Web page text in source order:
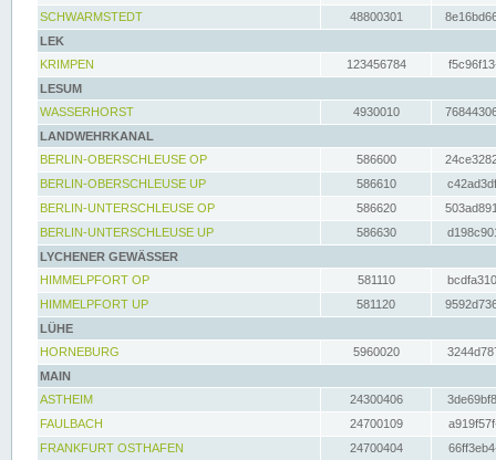
SCHWARMSTEDT
48800301
LEK
KRIMPEN
123456784
LESUM
WASSERHORST
4930010
LANDWEHRKANAL
BERLIN-OBERSCHLEUSE OP
586600
BERLIN-OBERSCHLEUSE UP
586610
BERLIN-UNTERSCHLEUSE OP
586620
BERLIN-UNTERSCHLEUSE UP
586630
LYCHENER GEWÄSSER
HIMMELPFORT OP
581110
HIMMELPFORT UP
581120
LÜHE
HORNEBURG
5960020
MAIN
ASTHEIM
24300406
FAULBACH
24700109
FRANKFURT OSTHAFEN
24700404